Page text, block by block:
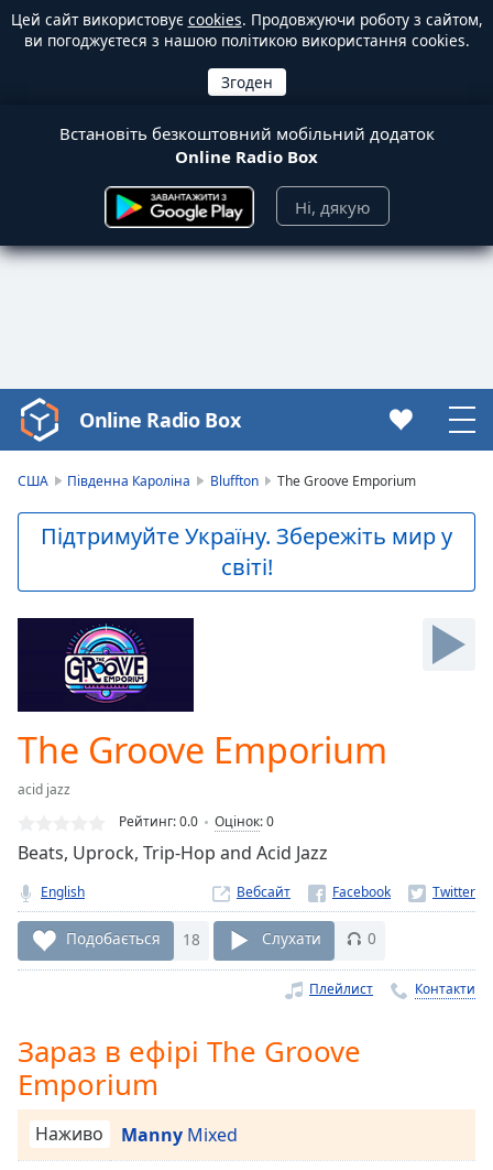
Цей сайт використовує cookies. Продовжуючи роботу з сайтом,
ви погоджуєтеся з нашою політикою використання cookies.
Встановіть безкоштовний мобільний додаток
Online Radio Box
Ні, дякую
Video
Player
Video
Skip
Loaded:
Stream
Seek to
live,
currently
behind
liveLIVE
Playback
Rate
Online Radio Box
США Південна Кароліна Bluffton The Groove Emporium
Підтримуйте Україну. Збережіть мир у
світі!
The Groove Emporium
acid jazz
Рейтинг:0.0 Оцінок:0
Beats, Uprock, Trip-Hop and Acid Jazz
English Вебсайт
Подобається 18 Слухати 0
Плейлист Контакти
Зараз в ефірі The Groove
Emporium
Наживо Manny Mixed